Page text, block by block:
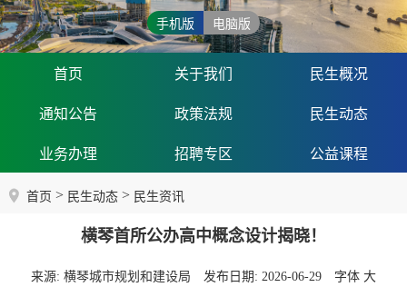
手机版 电脑版
首页 关于我们 民生概况
通知公告 政策法规 民生动态
业务办理 招聘专区 公益课程
首页 > 民生动态 > 民生资讯
横琴首所公办高中概念设计揭晓！
来源: 横琴城市规划和建设局 发布日期: 2026-06-29 字体 大